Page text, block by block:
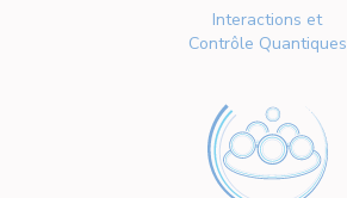
Interactions et
Contrôle Quantiques